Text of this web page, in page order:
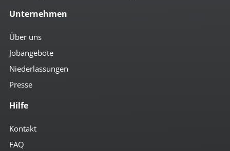
Unternehmen
Über uns
Jobangebote
Niederlassungen
Presse
Hilfe
Kontakt
FAQ